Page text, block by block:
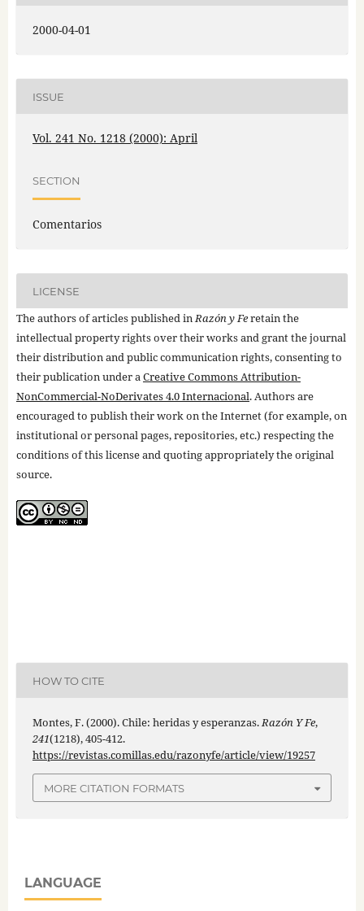
2000-04-01
ISSUE
Vol. 241 No. 1218 (2000): April
SECTION
Comentarios
LICENSE
The authors of articles published inRazón y Feretain the
intellectual property rights over their works and grant the journal
their distribution and public communication rights, consenting to
their publication under aCreative Commons Attribution-
NonCommercial-NoDerivates 4.0 Internacional. Authors are
encouraged to publish their work on the Internet (for example, on
institutional or personal pages, repositories, etc.) respecting the
conditions of this license and quoting appropriately the original
source.
HOW TO CITE
Montes, F. (2000). Chile: heridas y esperanzas.Razón Y Fe,
241(1218), 405-412.
https://revistas.comillas.edu/razonyfe/article/view/19257
MORE CITATION FORMATS
LANGUAGE